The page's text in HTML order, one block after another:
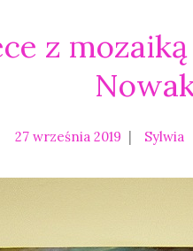
z
27 września 2019 Sylwia